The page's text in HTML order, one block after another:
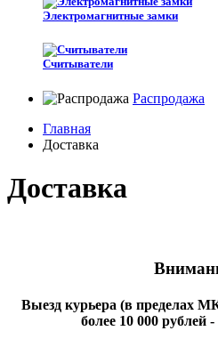
Электромагнитные замки
Считыватели
Распродажа
Главная
Доставка
Доставка
Выезд курьера (в пределах
более 10 000 рублей -